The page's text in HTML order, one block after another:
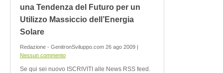
una Tendenza del Futuro per un
Utilizzo Massiccio dell’Energia
Solare
Redazione - GenitronSviluppo.com 26 ago 2009 |
Nessun commento
Se qui sei nuovo ISCRIVITI alle News RSS feed.